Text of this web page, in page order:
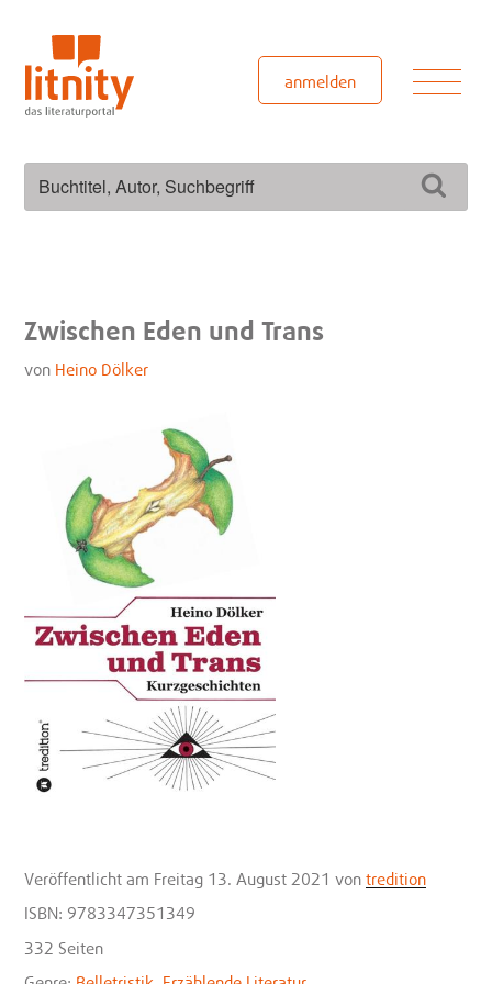
springen
anmelden
Zwischen Eden und Trans
von Heino Dölker
Veröffentlicht am Freitag 13. August 2021 vontredition
ISBN: 9783347351349
332 Seiten